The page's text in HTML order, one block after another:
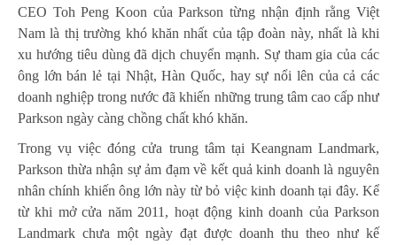
CEO Toh Peng Koon của Parkson từng nhận định rằng Việt
Nam là thị trường khó khăn nhất của tập đoàn này, nhất là khi
xu hướng tiêu dùng đã dịch chuyển mạnh. Sự tham gia của các
ông lớn bán lẻ tại Nhật, Hàn Quốc, hay sự nổi lên của cả các
doanh nghiệp trong nước đã khiến những trung tâm cao cấp như
Parkson ngày càng chồng chất khó khăn.
Trong vụ việc đóng cửa trung tâm tại Keangnam Landmark,
Parkson thừa nhận sự ảm đạm về kết quả kinh doanh là nguyên
nhân chính khiến ông lớn này từ bỏ việc kinh doanh tại đây. Kể
từ khi mở cửa năm 2011, hoạt động kinh doanh của Parkson
Landmark chưa một ngày đạt được doanh thu theo như kế